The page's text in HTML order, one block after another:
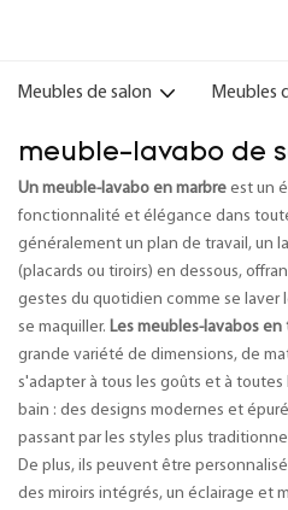
Meubles de salon Meubles
meuble-lavabo de
Un meuble-lavabo en marbre est un
fonctionnalité et élégance dans
généralement un plan de travail, un
(placards ou tiroirs) en dessous,
gestes du quotidien comme se laver
se maquiller. Les meubles-lavabos
grande variété de dimensions, de
s'adapter à tous les goûts et à
bain : des designs modernes et
passant par les styles plus
De plus, ils peuvent être
des miroirs intégrés, un éclairage et